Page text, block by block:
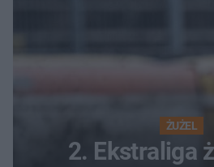
ŻUŻEL
2. Ekstraliga